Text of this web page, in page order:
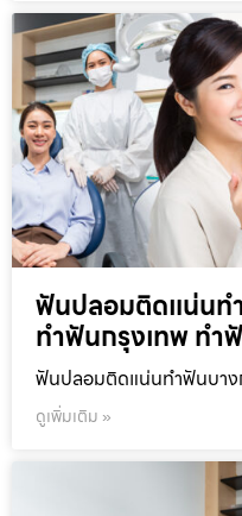
ฟันปลอมติดแน่นท
ทำฟันกรุงเทพ ทำ
ฟันปลอมติดแน่นทำฟันบา
ดูเพิ่มเติม »